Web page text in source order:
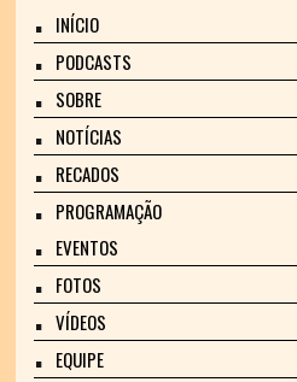
INÍCIO
PODCASTS
SOBRE
NOTÍCIAS
RECADOS
PROGRAMAÇÃO
EVENTOS
FOTOS
VÍDEOS
EQUIPE